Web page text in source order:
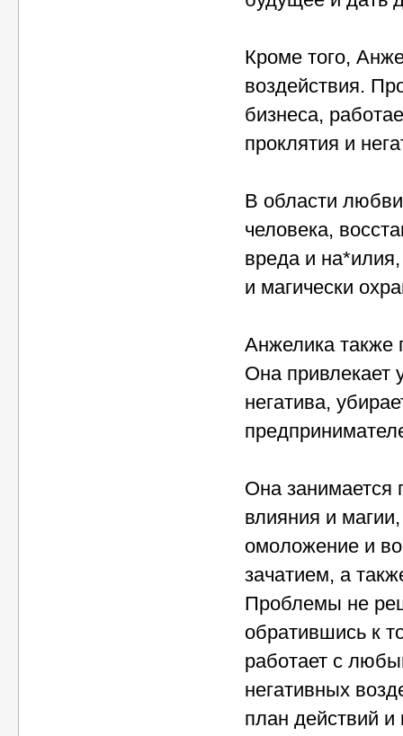
Кроме того,
воздействия.
бизнеса,
проклятия и
В области
человека,
вреда и
и магически
Анжелика также
Она привлекает
негатива,
Она занимается
влияния и
омоложение и
зачатием, а
Проблемы не
обратившись к
работает с
негативных
план действий и